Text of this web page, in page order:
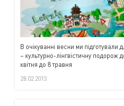
В очікуванні весни ми
– культурно-лінгвістичну подорож
квітня до 8 травня
28.02.2013